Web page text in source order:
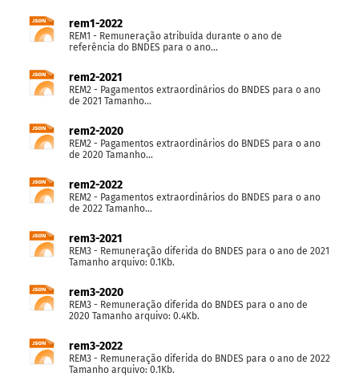
rem1-2022
REM1 - Remuneração atribuída durante o ano de
referência do BNDES para o ano...
rem2-2021
REM2 - Pagamentos extraordinários do BNDES para o ano
de 2021 Tamanho...
rem2-2020
REM2 - Pagamentos extraordinários do BNDES para o ano
de 2020 Tamanho...
rem2-2022
REM2 - Pagamentos extraordinários do BNDES para o ano
de 2022 Tamanho...
rem3-2021
REM3 - Remuneração diferida do BNDES para o ano de 2021
Tamanho arquivo: 0.1Kb.
rem3-2020
REM3 - Remuneração diferida do BNDES para o ano de
2020 Tamanho arquivo: 0.4Kb.
rem3-2022
REM3 - Remuneração diferida do BNDES para o ano de 2022
Tamanho arquivo: 0.1Kb.